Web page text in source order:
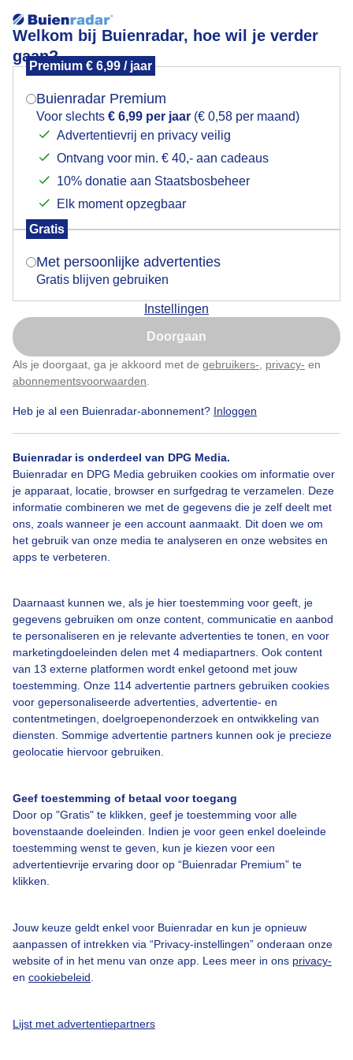
Welkom bij Buienradar, hoe wil je verder
gaan?
Premium € 6,99 / jaar
Buienradar Premium
Voor slechts € 6,99 per jaar (€ 0,58 per maand)
Advertentievrij en privacy veilig
Ontvang voor min. € 40,- aan cadeaus
10% donatie aan Staatsbosbeheer
Elk moment opzegbaar
Gratis
Met persoonlijke advertenties
Gratis blijven gebruiken
Instellingen
Doorgaan
Als je doorgaat, ga je akkoord met de gebruikers- privacy- en
abonnementsvoorwaarden
Heb je al een Buienradar-abonnement? Inloggen
Buienradar is onderdeel van DPG Media.
Buienradar en DPG Media gebruiken cookies om informatie over
je apparaat, locatie, browser en surfgedrag te verzamelen. Deze
informatie combineren we met de gegevens die je zelf deelt met
ons, zoals wanneer je een account aanmaakt. Dit doen we om
het gebruik van onze media te analyseren en onze websites en
apps te verbeteren.
Daarnaast kunnen we, als je hier toestemming voor geeft, je
gegevens gebruiken om onze content, communicatie en aanbod
te personaliseren en je relevante advertenties te tonen, en voor
marketingdoeleinden delen met 4 mediapartners. Ook content
van 13 externe platformen wordt enkel getoond met jouw
toestemming. Onze 114 advertentie partners gebruiken cookies
voor gepersonaliseerde advertenties, advertentie- en
contentmetingen, doelgroepenonderzoek en ontwikkeling van
diensten. Sommige advertentie partners kunnen ook je precieze
geolocatie hiervoor gebruiken.
Geef toestemming of betaal voor toegang
Door op "Gratis" te klikken, geef je toestemming voor alle
bovenstaande doeleinden. Indien je voor geen enkel doeleinde
toestemming wenst te geven, kun je kiezen voor een
advertentievrije ervaring door op “Buienradar Premium” te
klikken.
Jouw keuze geldt enkel voor Buienradar en kun je opnieuw
aanpassen of intrekken via “Privacy-instellingen” onderaan onze
website of in het menu van onze app. Lees meer in ons privacy-
en cookiebeleid
Lijst met advertentiepartners
MOOIE FRISSE DAG AAN ZEE
Door: Els Bax Gemaakt: 09-06-2026, 20x bekeken
Een moment geduld aub...
Over Buienradar
Bedrijfsgegevens
Veelgestelde vragen
Contact
Gebruikersvoorwaarden
Adverteren
Buienradar Team
Privacy beleid
Privacy instellingen
Gratis weerdata
Buienradar
Mogen we je locatie gebruiken voor het
Indien je hier nog geen akkoord op hebt gegeven,
verschijnt er zo een pop-up uit je browser waarin
Is goed, toon de popup
Nu niet, misschien later
Klik hierom dit aan te passen